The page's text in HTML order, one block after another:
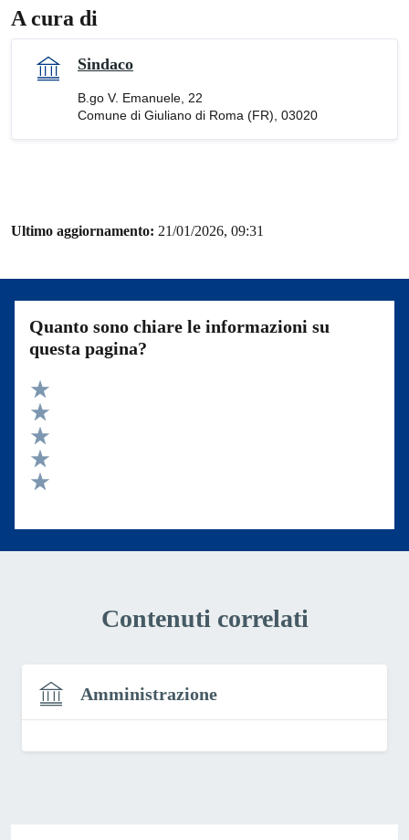
A cura di
Sindaco
B.go V. Emanuele, 22
Comune di Giuliano di Roma (FR), 03020
Ultimo aggiornamento: 21/01/2026, 09:31
Quanto sono chiare le informazioni su
questa pagina?
Valuta 5 stelle su 5
Valuta 4 stelle su 5
Valuta 3 stelle su 5
Valuta 2 stelle su 5
Contenuti correlati
Amministrazione